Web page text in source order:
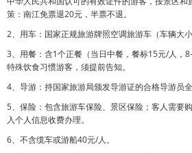
策：南江免票退20元，半票不退。
2、用车：国家正规旅游牌照空调旅游车（车辆大
3、用餐：含1个正餐（当日中餐，餐标15元/人，
特殊饮食习惯游客，须提前告知。
4、导游：持国家旅游局颁发导游证的合格导游员全
5、保险：包含旅游车保险、景区保险；客人需要
入个人信息收费办理。
6、不含缆车或游船40元/人。